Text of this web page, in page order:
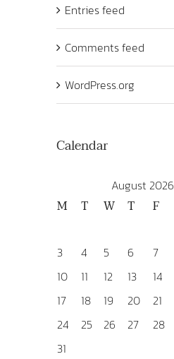
Entries feed
Comments feed
WordPress.org
Calendar
August 2026
M T W T F
3
4 5 6 7
10
11 12 13 14
17
18 19 20 21
24
25 26 27 28
31